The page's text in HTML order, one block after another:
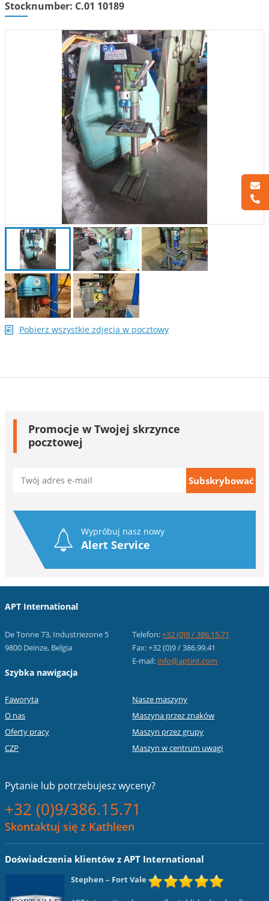
Stocknumber: C.01 10189
Pobierz wszystkie zdjęcia w pocztowy
Promocje w Twojej skrzynce
pocztowej
Wypróbuj nasz nowy
Alert Service
APT International
De Tonne 73, Industriezone 5
9800 Deinze, Belgia
Telefon:+32 (0)9 / 386.15.71
Fax: +32 (0)9 / 386.99.41
E-mail: info@aptint.com
Szybka nawigacja
Faworyta
O nas
Oferty pracy
CZP
Nasze maszyny
Maszyna przez znaków
Maszyn przez grupy
Maszyn w centrum uwagi
Pytanie lub potrzebujesz wyceny?
+32 (0)9/386.15.71
Skontaktuj się z Kathleen
Doświadczenia klientów z APT International
Stephen – Fort Vale